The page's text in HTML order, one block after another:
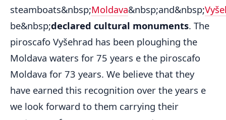
steamboats&nbsp;Moldava&nbsp;and&nbsp;
be&nbsp;declared cultural monuments. The
piroscafo Vyšehrad has been ploughing the
Moldava waters for 75 years e the piroscafo
Moldava for 73 years. We believe that they
have earned this recognition over the years e
we look forward to them carrying their